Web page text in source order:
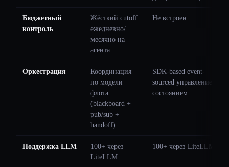
Бюджетный
контроль
Жёсткий cutoff
ежедневно/
месячно на
агента
Не встроен
Оркестрация
Координация
по модели
флота
(blackboard +
pub/sub +
handoff)
SDK-based event-
sourced управление
состоянием
Поддержка LLM
100+ через
LiteLLM
100+ через LiteLLM